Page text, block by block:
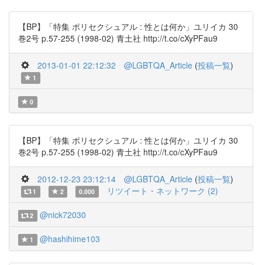
【BP】「特集 ポリセクシュアル : 性とは何か」ユリイカ 30
巻2号 p.57-255 (1998-02) 青土社 http://t.co/cXyPFau9
2013-01-01 22:12:32 @LGBTQA_Article (投稿一覧)
1
0
【BP】「特集 ポリセクシュアル : 性とは何か」ユリイカ 30
巻2号 p.57-255 (1998-02) 青土社 http://t.co/cXyPFau9
2012-12-23 23:12:14 @LGBTQA_Article (投稿一覧)
1 2 0.000 リツイート・ネットワーク (2)
2 @nick72030
1 @hashihime103